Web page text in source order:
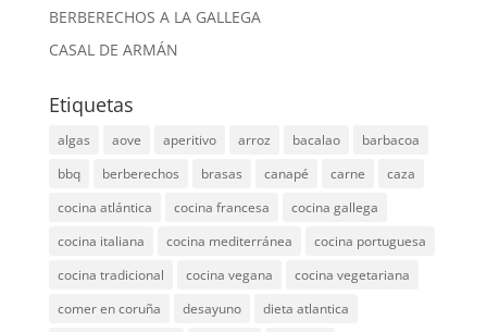
BERBERECHOS A LA GALLEGA
CASAL DE ARMÁN
Etiquetas
algas aove aperitivo arroz bacalao
barbacoa
bbq
berberechos brasas canapé carne
caza
cocina atlántica
cocina francesa
cocina gallega
cocina italiana
cocina mediterránea
cocina portuguesa
cocina tradicional
cocina vegana
cocina vegetariana
comer en coruña
desayuno
dieta atlantica